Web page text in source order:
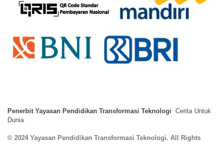
Penerbit Yayasan Pendidikan Transformasi Teknologi Cerita Untuk
Dunia
© 2024 Yayasan Pendidikan Transformasi Teknologi. All Rights